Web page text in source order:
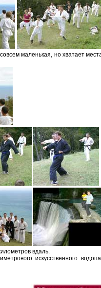
маленькая, но хватает
вдаль.
искусственного